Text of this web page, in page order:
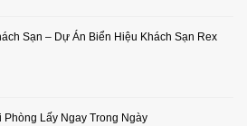
Sạn – Dự Án Biển Hiệu Khách Sạn Rex
Phòng Lấy Ngay Trong Ngày